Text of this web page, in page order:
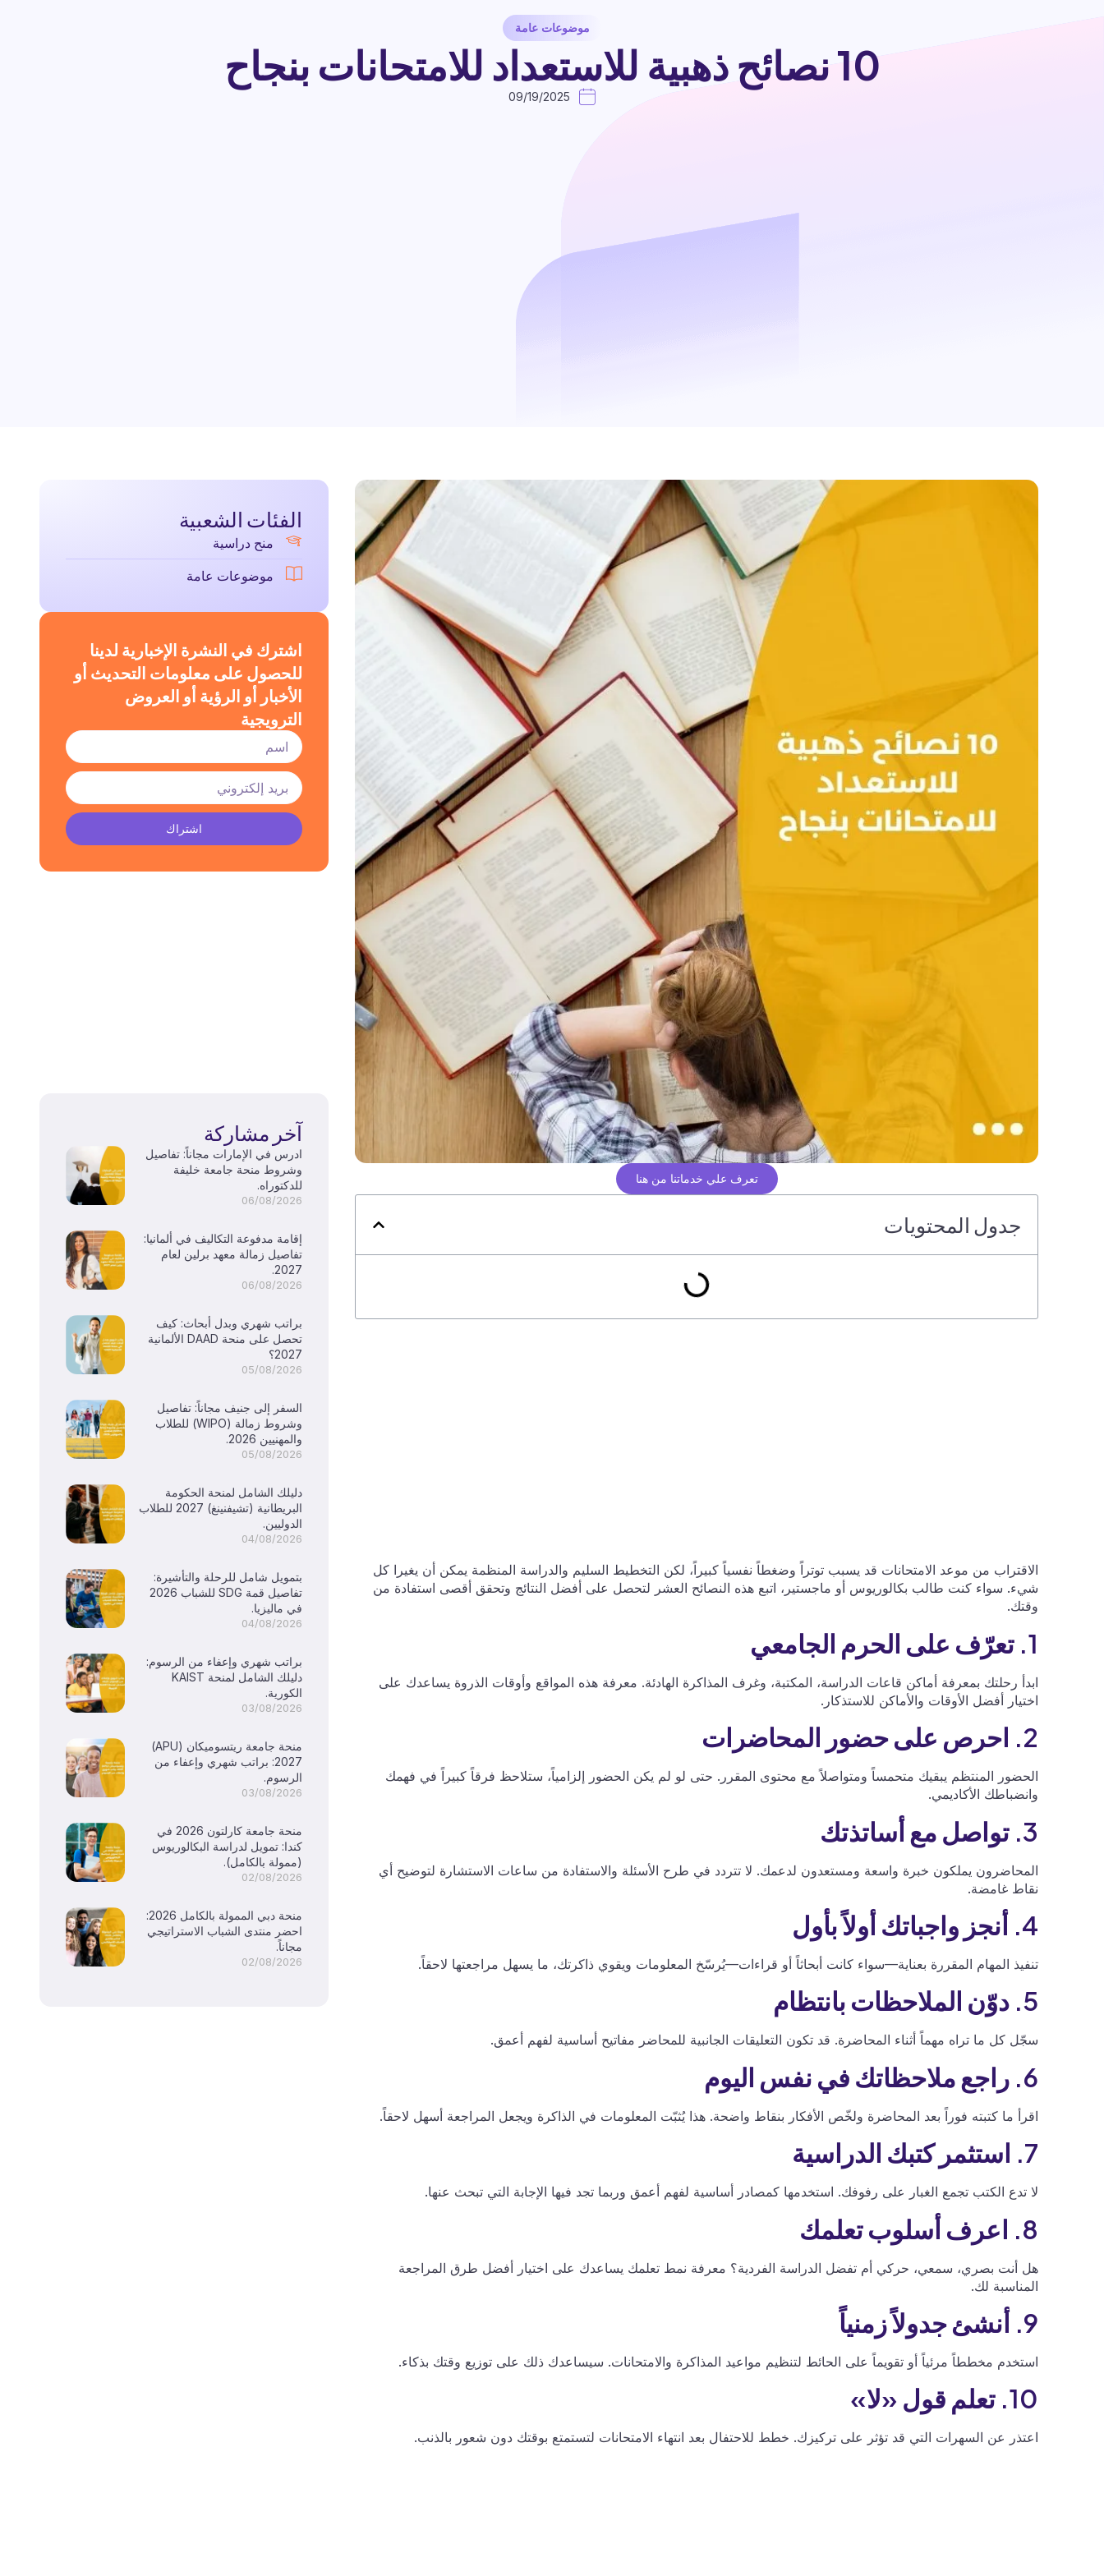
موضوعات عامة
10 نصائح ذهبية للاستعداد للامتحانات بنجاح
09/19/2025
تعرف علي خدماتنا من هنا
جدول المحتويات
الاقتراب من موعد الامتحانات قد يسبب توتراً وضغطاً نفسياً كبيراً، لكن التخطيط السليم والدراسة المنظمة يمكن أن يغيرا كل
شيء. سواء كنت طالب بكالوريوس أو ماجستير، اتبع هذه النصائح العشر لتحصل على أفضل النتائج وتحقق أقصى استفادة من
وقتك.
1. تعرّف على الحرم الجامعي
ابدأ رحلتك بمعرفة أماكن قاعات الدراسة، المكتبة، وغرف المذاكرة الهادئة. معرفة هذه المواقع وأوقات الذروة يساعدك على
اختيار أفضل الأوقات والأماكن للاستذكار.
2. احرص على حضور المحاضرات
الحضور المنتظم يبقيك متحمساً ومتواصلاً مع محتوى المقرر. حتى لو لم يكن الحضور إلزامياً، ستلاحظ فرقاً كبيراً في فهمك
وانضباطك الأكاديمي.
3. تواصل مع أساتذتك
المحاضرون يملكون خبرة واسعة ومستعدون لدعمك. لا تتردد في طرح الأسئلة والاستفادة من ساعات الاستشارة لتوضيح أي
نقاط غامضة.
4. أنجز واجباتك أولاً بأول
تنفيذ المهام المقررة بعناية—سواء كانت أبحاثاً أو قراءات—يُرسّخ المعلومات ويقوي ذاكرتك، ما يسهل مراجعتها لاحقاً.
5. دوّن الملاحظات بانتظام
سجّل كل ما تراه مهماً أثناء المحاضرة. قد تكون التعليقات الجانبية للمحاضر مفاتيح أساسية لفهم أعمق.
6. راجع ملاحظاتك في نفس اليوم
اقرأ ما كتبته فوراً بعد المحاضرة ولخّص الأفكار بنقاط واضحة. هذا يُثبّت المعلومات في الذاكرة ويجعل المراجعة أسهل لاحقاً.
7. استثمر كتبك الدراسية
لا تدع الكتب تجمع الغبار على رفوفك. استخدمها كمصادر أساسية لفهم أعمق وربما تجد فيها الإجابة التي تبحث عنها.
8. اعرف أسلوب تعلمك
هل أنت بصري، سمعي، حركي أم تفضل الدراسة الفردية؟ معرفة نمط تعلمك يساعدك على اختيار أفضل طرق المراجعة
المناسبة لك.
9. أنشئ جدولاً زمنياً
استخدم مخططاً مرئياً أو تقويماً على الحائط لتنظيم مواعيد المذاكرة والامتحانات. سيساعدك ذلك على توزيع وقتك بذكاء.
10. تعلم قول «لا»
اعتذر عن السهرات التي قد تؤثر على تركيزك. خطط للاحتفال بعد انتهاء الامتحانات لتستمتع بوقتك دون شعور بالذنب.
الفئات الشعبية
منح دراسية
موضوعات عامة
اشترك في النشرة الإخبارية لدينا
للحصول على معلومات التحديث أو
الأخبار أو الرؤية أو العروض
الترويجية
اشتراك
آخر مشاركة
ادرس في الإمارات مجاناً: تفاصيل
وشروط منحة جامعة خليفة
للدكتوراه.
06/08/2026
إقامة مدفوعة التكاليف في ألمانيا:
تفاصيل زمالة معهد برلين لعام
2027.
06/08/2026
براتب شهري وبدل أبحاث: كيف
تحصل على منحة DAAD الألمانية
2027؟
05/08/2026
السفر إلى جنيف مجاناً: تفاصيل
وشروط زمالة (WIPO) للطلاب
والمهنيين 2026.
05/08/2026
دليلك الشامل لمنحة الحكومة
البريطانية (تشيفنينغ) 2027 للطلاب
الدوليين.
04/08/2026
بتمويل شامل للرحلة والتأشيرة:
تفاصيل قمة SDG للشباب 2026
في ماليزيا.
04/08/2026
براتب شهري وإعفاء من الرسوم:
دليلك الشامل لمنحة KAIST
الكورية.
03/08/2026
منحة جامعة ريتسوميكان (APU)
2027: براتب شهري وإعفاء من
الرسوم.
03/08/2026
منحة جامعة كارلتون 2026 في
كندا: تمويل لدراسة البكالوريوس
(ممولة بالكامل).
02/08/2026
منحة دبي الممولة بالكامل 2026:
احضر منتدى الشباب الاستراتيجي
مجاناً.
02/08/2026